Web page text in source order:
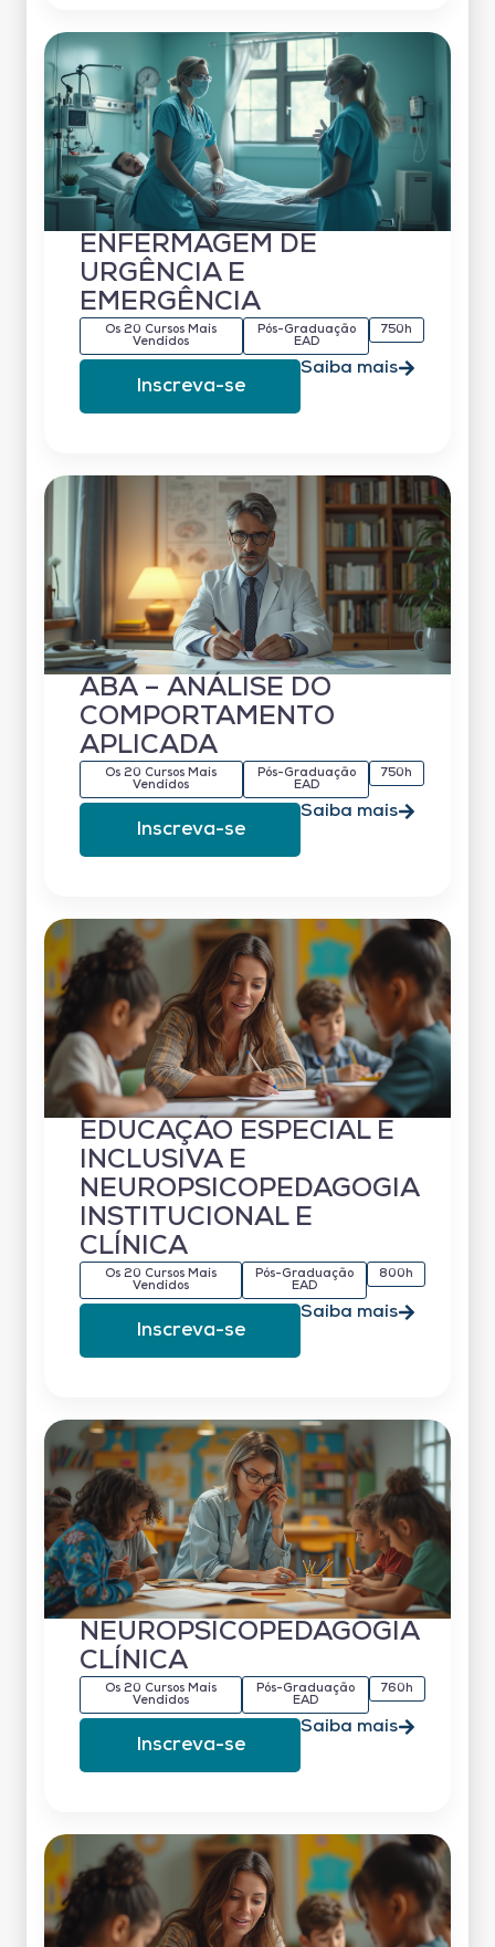
ENFERMAGEM DE
URGÊNCIA E
EMERGÊNCIA
Os 20 Cursos Mais
Vendidos
Pós-Graduação
EAD
750h
Inscreva-se
Saiba mais
ABA – ANÁLISE DO
COMPORTAMENTO
APLICADA
Os 20 Cursos Mais
Vendidos
Pós-Graduação
EAD
750h
Inscreva-se
Saiba mais
EDUCAÇÃO ESPECIAL E
INCLUSIVA E
NEUROPSICOPEDAGOGIA
INSTITUCIONAL E
CLÍNICA
Os 20 Cursos Mais
Vendidos
Pós-Graduação
EAD
800h
Inscreva-se
Saiba mais
NEUROPSICOPEDAGOGIA
CLÍNICA
Os 20 Cursos Mais
Vendidos
Pós-Graduação
EAD
760h
Inscreva-se
Saiba mais